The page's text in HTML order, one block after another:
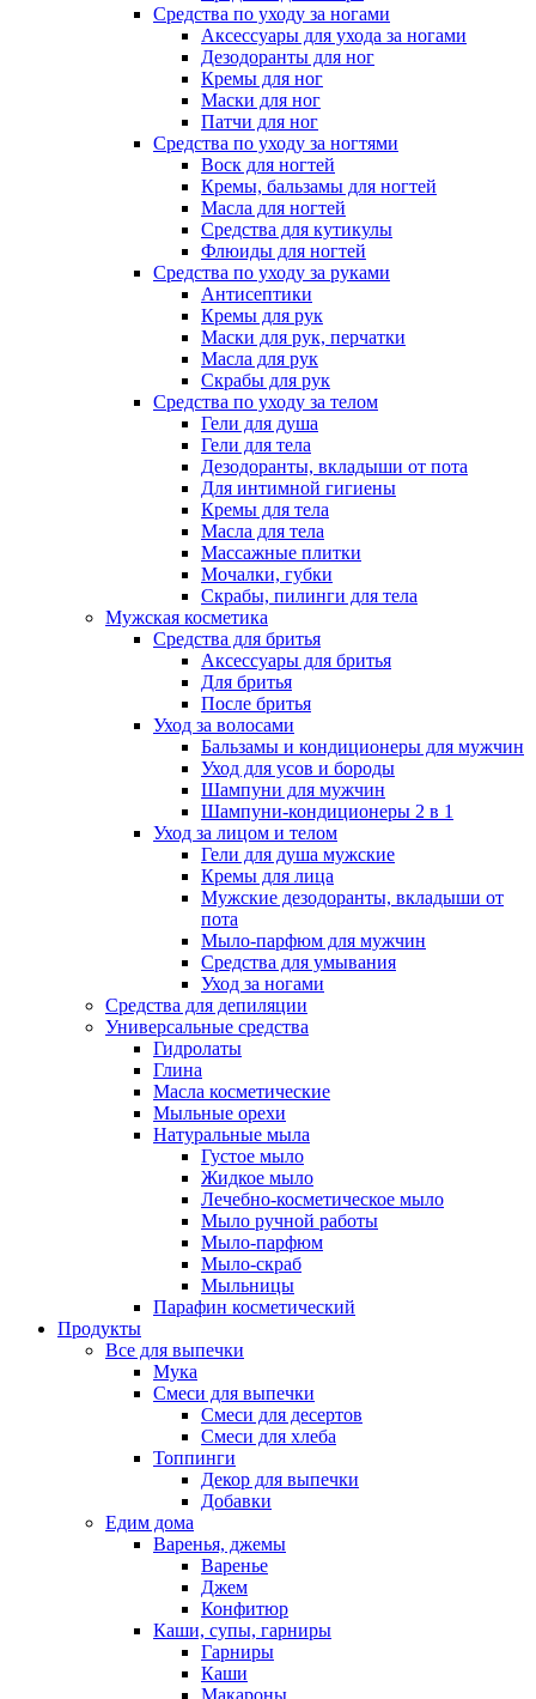
Средства по уходу за ногами
Аксессуары для ухода за ногами
Дезодоранты для ног
Кремы для ног
Маски для ног
Патчи для ног
Средства по уходу за ногтями
Воск для ногтей
Кремы, бальзамы для ногтей
Масла для ногтей
Средства для кутикулы
Флюиды для ногтей
Средства по уходу за руками
Антисептики
Кремы для рук
Маски для рук, перчатки
Масла для рук
Скрабы для рук
Средства по уходу за телом
Гели для душа
Гели для тела
Дезодоранты, вкладыши от пота
Для интимной гигиены
Кремы для тела
Масла для тела
Массажные плитки
Мочалки, губки
Скрабы, пилинги для тела
Мужская косметика
Средства для бритья
Аксессуары для бритья
Для бритья
После бритья
Уход за волосами
Бальзамы и кондиционеры для мужчин
Уход для усов и бороды
Шампуни для мужчин
Шампуни-кондиционеры 2 в 1
Уход за лицом и телом
Гели для душа мужские
Кремы для лица
Мужские дезодоранты, вкладыши от
пота
Мыло-парфюм для мужчин
Средства для умывания
Уход за ногами
Средства для депиляции
Универсальные средства
Гидролаты
Глина
Масла косметические
Мыльные орехи
Натуральные мыла
Густое мыло
Жидкое мыло
Лечебно-косметическое мыло
Мыло ручной работы
Мыло-парфюм
Мыло-скраб
Мыльницы
Парафин косметический
Продукты
Все для выпечки
Мука
Смеси для выпечки
Смеси для десертов
Смеси для хлеба
Топпинги
Декор для выпечки
Добавки
Едим дома
Варенья, джемы
Варенье
Джем
Конфитюр
Каши, супы, гарниры
Гарниры
Каши
Макароны